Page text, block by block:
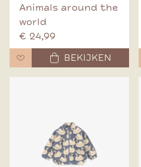
Animals around the
world
€ 24,99
BEKIJKEN